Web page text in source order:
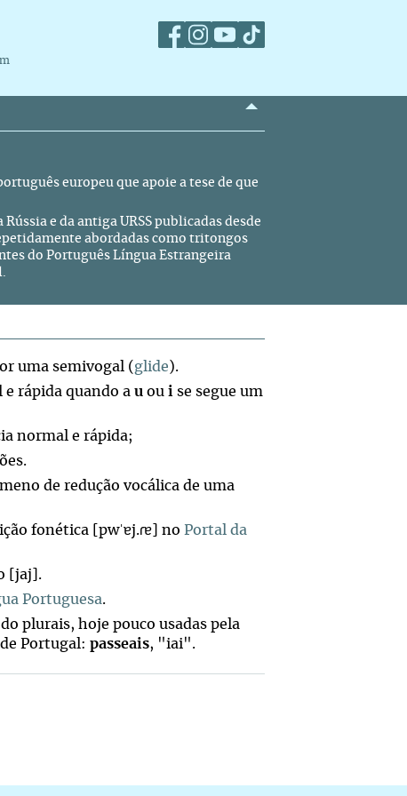
europeu que apoie a tese de que
e da antiga URSS publicadas desde
abordadas como tritongos
do Português Língua Estrangeira
uma semivogal ( glide).
rápida quando a u ou i se segue um
normal e rápida;
de redução vocálica de uma
fonética [pwˈɐj.ɾɐ] no Portal da
[jaj].
Portuguesa.
plurais, hoje pouco usadas pela
Portugal: passeais, "iai".